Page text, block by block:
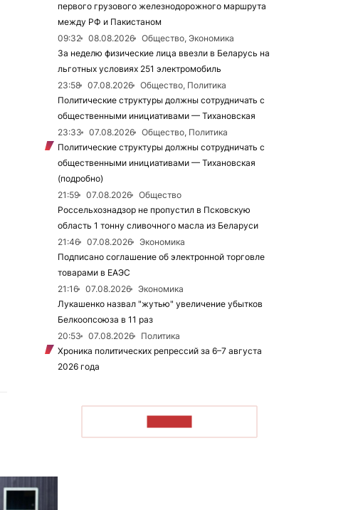
первого грузового железнодорожного маршрута
между РФ и Пакистаном
09:32
08.08.2026
Общество, Экономика
За неделю физические лица ввезли в Беларусь на
льготных условиях 251 электромобиль
23:58
07.08.2026
Общество, Политика
Политические структуры должны сотрудничать с
общественными инициативами — Тихановская
23:33
07.08.2026
Общество, Политика
Политические структуры должны сотрудничать с
общественными инициативами — Тихановская
(подробно)
21:59
07.08.2026
Общество
Россельхознадзор не пропустил в Псковскую
область 1 тонну сливочного масла из Беларуси
21:46
07.08.2026
Экономика
Подписано соглашение об электронной торговле
товарами в ЕАЭС
21:16
07.08.2026
Экономика
Лукашенко назвал "жутью" увеличение убытков
Белкоопсоюза в 11 раз
20:53
07.08.2026
Политика
Хроника политических репрессий за 6–7 августа
2026 года